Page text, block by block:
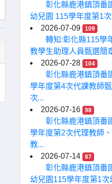
彰化縣鹿港鎮頂番
幼兒園 115學年度第1
2026-07-09
109
轉知:彰化縣115學
教學生助理人員甄選簡
2026-07-28
104
彰化縣鹿港鎮頂番
學年度第4次代課教師
次...
2026-07-16
98
彰化縣鹿港鎮頂番
學年度第2次代理教師
教...
2026-07-14
87
彰化縣鹿港鎮頂番
幼兒園115學年度第1次